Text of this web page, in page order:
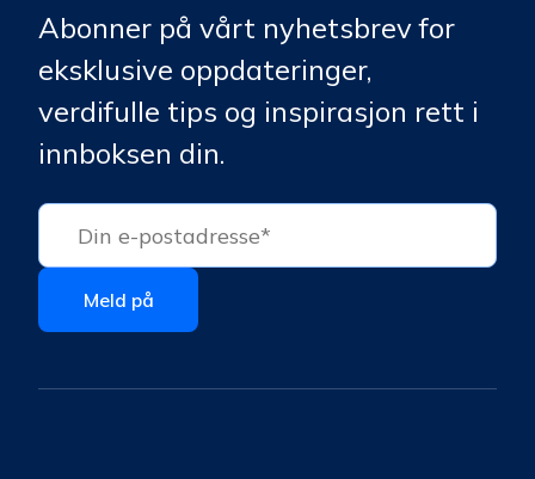
Abonner på vårt nyhetsbrev for
eksklusive oppdateringer,
verdifulle tips og inspirasjon rett i
innboksen din.